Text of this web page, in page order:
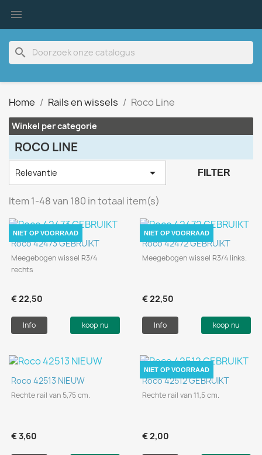

search
Home Rails en wissels Roco Line
Winkel per categorie
ROCO LINE
Relevantie  FILTER
Item 1-48 van 180 in totaal item(s)
Roco 42473 GEBRUIKT
Meegebogen wissel R3/4
rechts
€ 22,50
Info koop nu
NIET OP VOORRAAD
Roco 42472 GEBRUIKT
Meegebogen wissel R3/4 links.
€ 22,50
Info koop nu
NIET OP VOORRAAD
Roco 42513 NIEUW
Rechte rail van 5,75 cm.
€ 3,60
Roco 42512 GEBRUIKT
Rechte rail van 11,5 cm.
€ 2,00
NIET OP VOORRAAD